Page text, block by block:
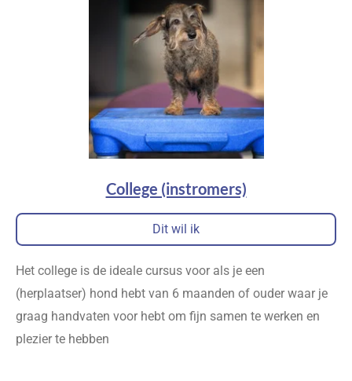
College (instromers)
Dit wil ik
Het college is de ideale cursus voor als je een
(herplaatser) hond hebt van 6 maanden of ouder waar je
graag handvaten voor hebt om fijn samen te werken en
plezier te hebben